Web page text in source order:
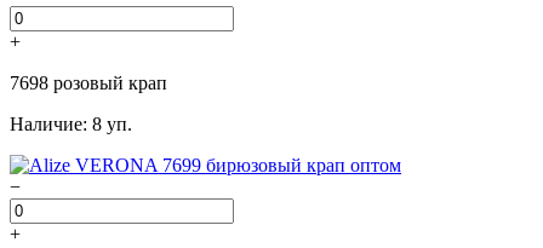
+
7698 розовый крап
Наличие: 8 уп.
−
+